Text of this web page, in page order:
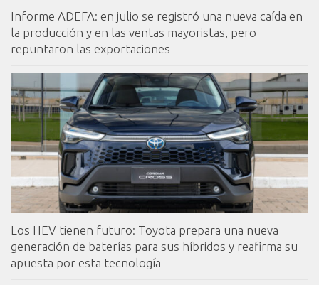
Informe ADEFA: en julio se registró una nueva caída en
la producción y en las ventas mayoristas, pero
repuntaron las exportaciones
Los HEV tienen futuro: Toyota prepara una nueva
generación de baterías para sus híbridos y reafirma su
apuesta por esta tecnología